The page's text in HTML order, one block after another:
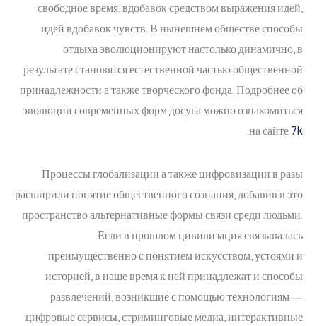
свободное время, вдобавок средством выражения идей,
идей вдобавок чувств. В нынешнем обществе способы
отдыха эволюционируют настолько динамично, в
результате становятся естественной частью общественной
принадлежности а также творческого фонда. Подробнее об
эволюции современных форм досуга можно ознакомиться
на сайте 7k
Процессы глобализации а также цифровизации в разы
расширили понятие общественного сознания, добавив в это
пространство альтернативные формы связи среди людьми.
Если в прошлом цивилизация связывалась
преимущественно с понятием искусством, устоями и
историей, в наше время к ней принадлежат и способы
развлечений, возникшие с помощью технологиям —
цифровые сервисы, стриминговые медиа, интерактивные